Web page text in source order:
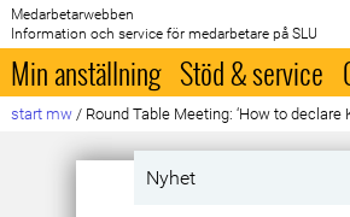
Medarbetarwebben
Information och service för medarbetare på SLU
Min anställning Stöd & service
start mw / Round Table Meeting: ‘How to
Nyhet